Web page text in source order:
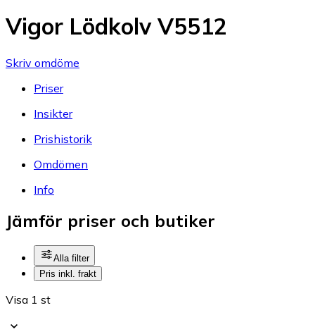
Vigor Lödkolv V5512
Skriv omdöme
Priser
Insikter
Prishistorik
Omdömen
Info
Jämför priser och butiker
Alla filter
Pris inkl. frakt
Visa 1 st